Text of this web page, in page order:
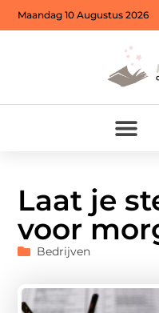
Maandag 10 Augustus 2026
Laat je
voor
Bedrijven